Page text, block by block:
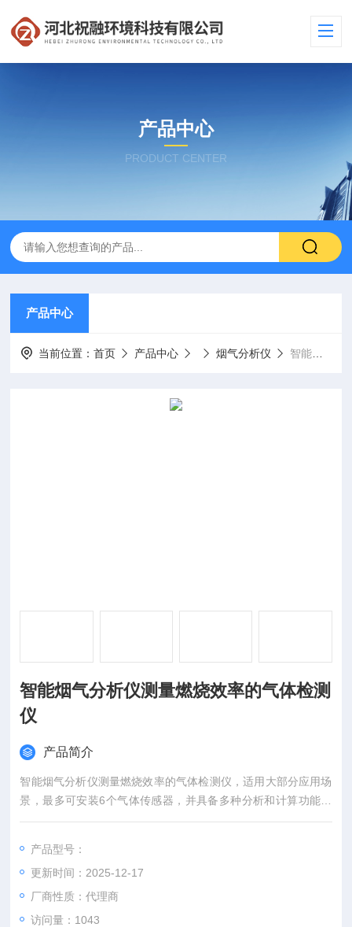
产品中心
PRODUCT CENTER
产品中心
当前位置：首页 产品中心 烟气分析仪 智能烟气分析仪测量燃烧效率的气体检测仪
智能烟气分析仪测量燃烧效率的气体检测
仪
产品简介
智能烟气分析仪测量燃烧效率的气体检测仪，适用大部分应用场
景，最多可安装6个气体传感器，并具备多种分析和计算功能，
适用于燃烧器、锅炉调试、内燃机和其他工业燃烧。
产品型号：
更新时间：2025-12-17
厂商性质：代理商
访问量：1043